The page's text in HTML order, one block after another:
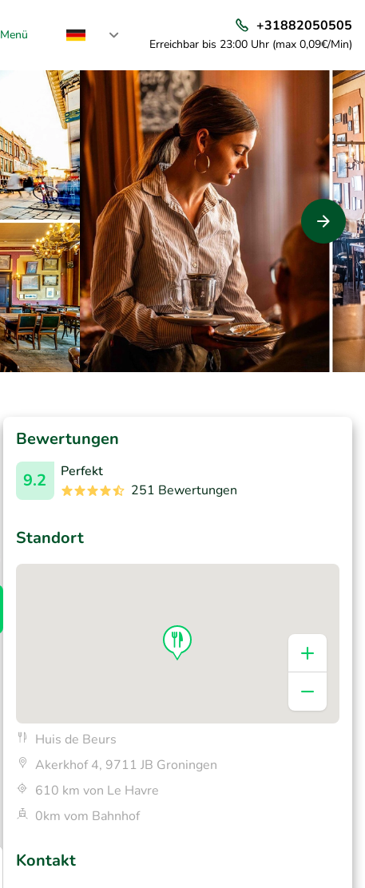
Menü
+31882050505
Erreichbar bis 23:00 Uhr (max 0,09€/Min)
Bewertungen
9.2
Perfekt
251 Bewertungen
Standort
Huis de Beurs
Akerkhof 4, 9711 JB Groningen
610 km von Le Havre
0km vom Bahnhof
Kontakt